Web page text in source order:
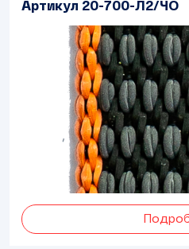
Артикул 20-700-Л2/ЧО